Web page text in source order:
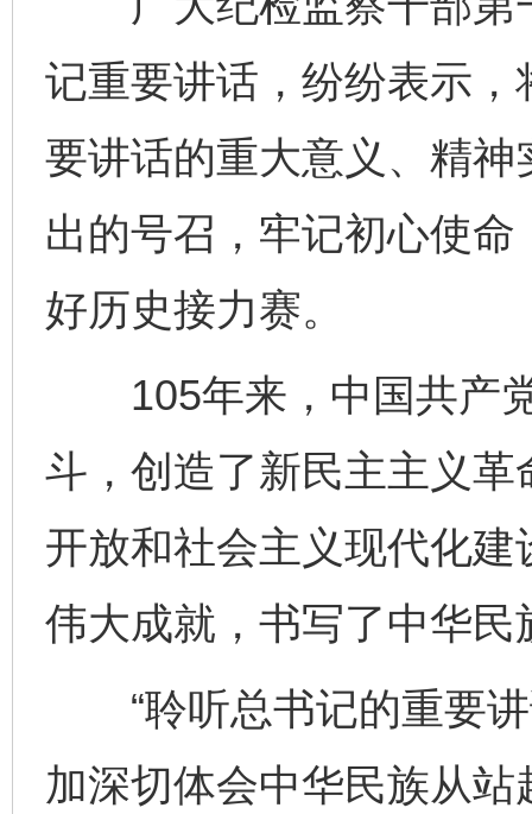
记重要讲话，纷纷表示
要讲话的重大意义、精
出的号召，牢记初心使
好历史接力赛。
105年来，中国共产党
斗，创造了新民主主义
开放和社会主义现代化
伟大成就，书写了中华
“聆听总书记的重要讲
加深切体会中华民族从